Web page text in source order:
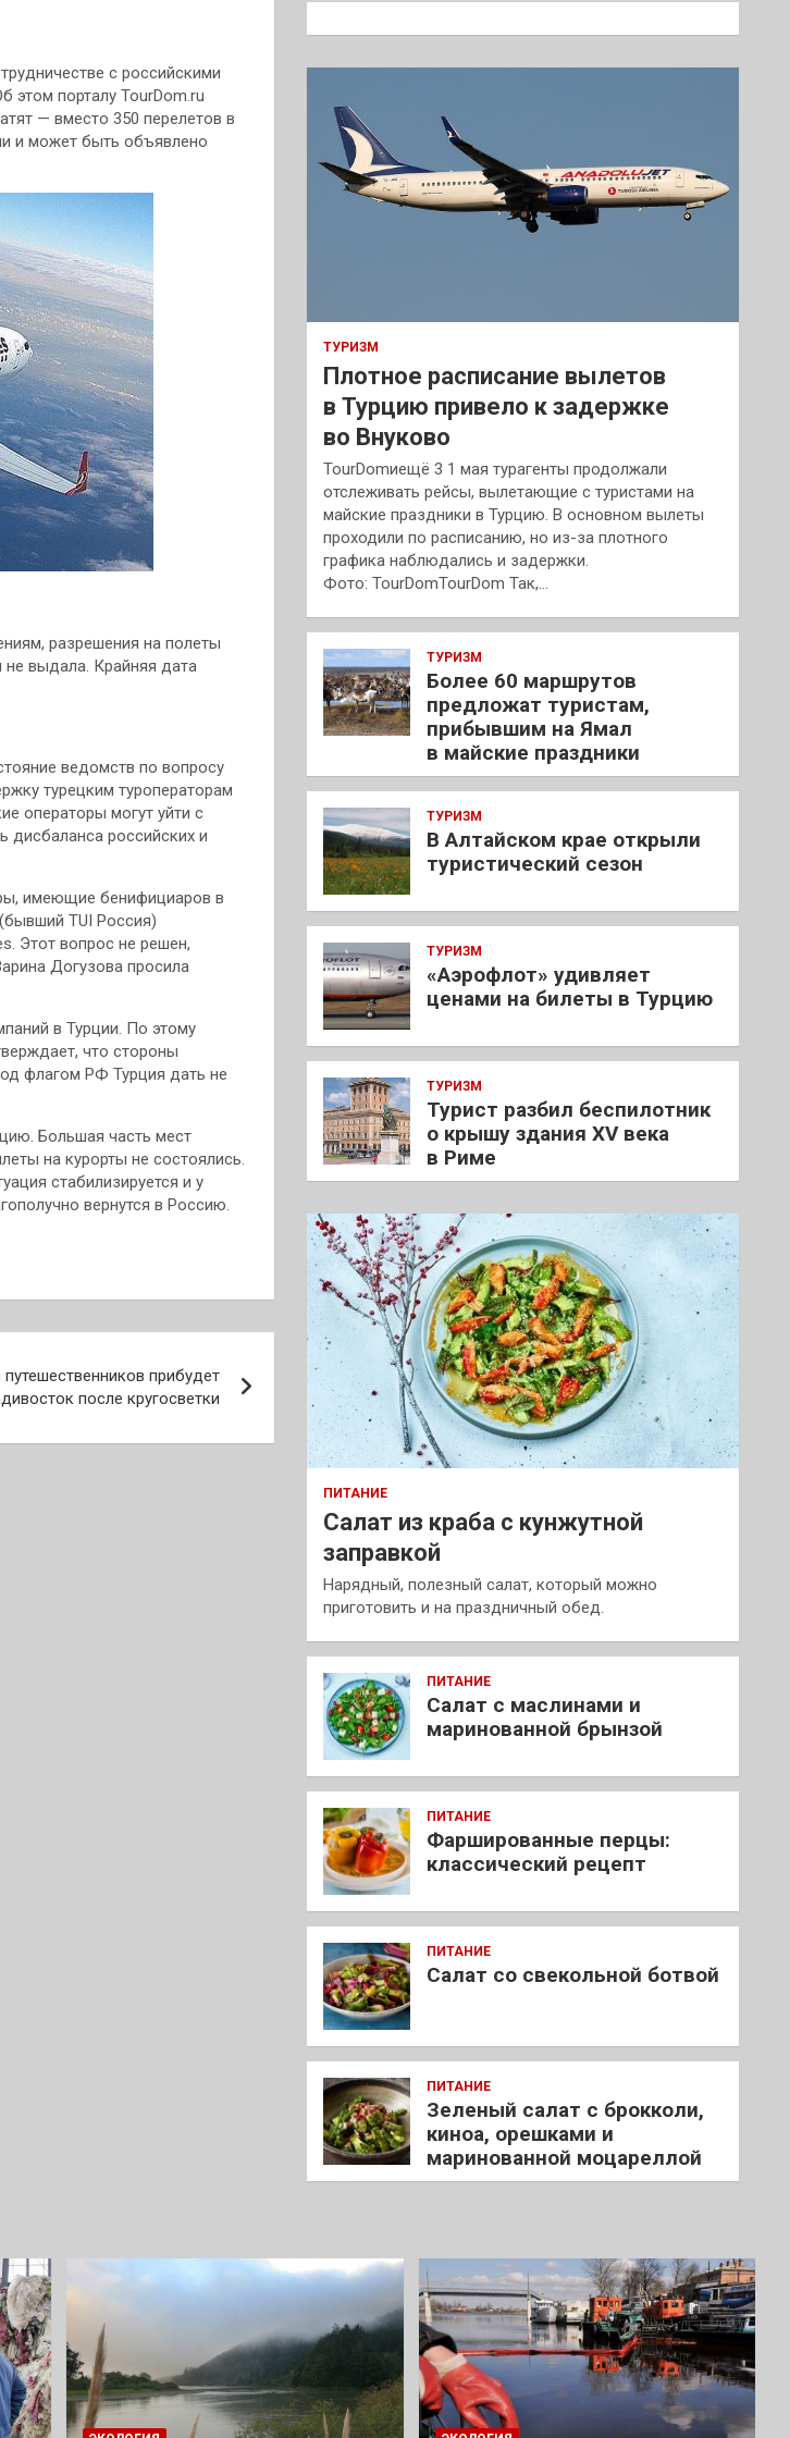
с российскими
этом порталу TourDom.ru
— вместо 350 перелетов в
и может быть объявлено
разрешения на полеты
не выдала. Крайняя дата
ведомств по вопросу
турецким туроператорам
операторы могут уйти с
дисбаланса российских и
имеющие бенифициаров в
TUI Россия)
Этот вопрос не решен,
Догузова просила
в Турции. По этому
что стороны
флагом РФ Турция дать не
Большая часть мест
на курорты не состоялись.
стабилизируется и у
вернутся в Россию.
прибудет
после кругосветки
к
ТУРИЗМ
Плотное расписание вылетов
в Турцию привело к задержке
во Внуково
TourDomиещё 3 1 мая турагенты продолжали
отслеживать рейсы, вылетающие с туристами на
майские праздники в Турцию. В основном вылеты
проходили по расписанию, но из-за плотного
графика наблюдались и задержки.
Фото: TourDomTourDom Так,…
ТУРИЗМ
Более 60 маршрутов
предложат туристам,
прибывшим на Ямал
в майские праздники
ТУРИЗМ
В Алтайском крае открыли
туристический сезон
ТУРИЗМ
«Аэрофлот» удивляет
ценами на билеты в Турцию
ТУРИЗМ
Турист разбил беспилотник
о крышу здания XV века
в Риме
ПИТАНИЕ
Салат из краба с кунжутной
заправкой
Нарядный, полезный салат, который можно
приготовить и на праздничный обед.
ПИТАНИЕ
Салат с маслинами и
маринованной брынзой
ПИТАНИЕ
Фаршированные перцы:
классический рецепт
ПИТАНИЕ
Салат со свекольной ботвой
ПИТАНИЕ
Зеленый салат с брокколи,
киноа, орешками и
маринованной моцареллой